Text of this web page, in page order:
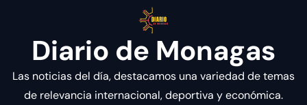
Diario de Monagas
Las noticias del día, destacamos una variedad de temas
de relevancia internacional, deportiva y económica.